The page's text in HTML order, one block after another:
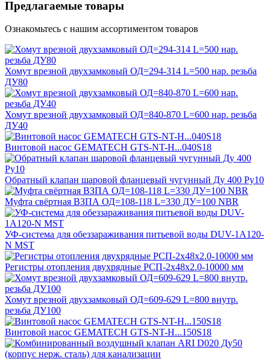
Предлагаемые товары
Ознакомьтесь с нашим ассортиментом товаров
Хомут врезной двухзамковый ОД=294-314 L=500 нар. резьба
ДУ80
Хомут врезной двухзамковый ОД=840-870 L=600 нар. резьба
ДУ40
Винтовой насос GEMATECH GTS-NT-H...040S18
Обратный клапан шаровой фланцевый чугунный Ду 400 Ру10
Муфта свёртная ВЗПА ОД=108-118 L=330 ДУ=100 NBR
УФ-система для обеззараживания питьевой воды DUV-1A120-
N MST
Регистры отопления двухрядные РСП-2x48x2.0-10000 мм
Хомут врезной двухзамковый ОД=609-629 L=800 внутр.
резьба ДУ100
Винтовой насос GEMATECH GTS-NT-H...150S18